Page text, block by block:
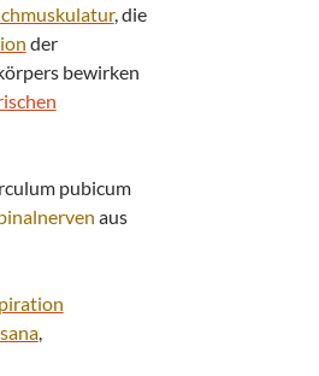
, die
der
bewirken
pubicum
aus
,